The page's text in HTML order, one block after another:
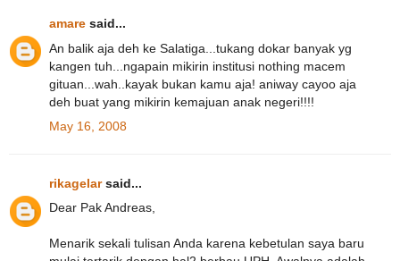
amare said...
An balik aja deh ke Salatiga...tukang dokar banyak yg
kangen tuh...ngapain mikirin institusi nothing macem
gituan...wah..kayak bukan kamu aja! aniway cayoo aja
deh buat yang mikirin kemajuan anak negeri!!!!
May 16, 2008
rikagelarsaid...
Dear Pak Andreas,
Menarik sekali tulisan Anda karena kebetulan saya baru